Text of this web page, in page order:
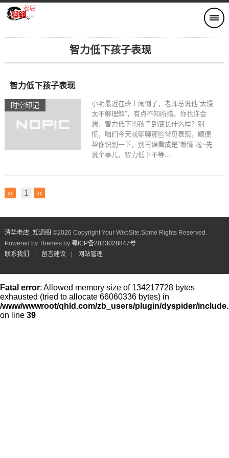
智力低下孩子表现
时空印记​
智力低下孩子表现
小明最近在班上闹倒了，老师总说他“太慢
太不够理解”，有点不知所措。你也许会
想，智力低下的孩子到底长什么样？别
慌，咱们今天就聊聊那些常见表现，顺便
帮你识别一下，别再误看成是“懒惰”啦~先
说个事儿，智力低下不等...
‹‹ 1 ››
清华老店_知源阁​ ©2026 Copyright Your WebSite.Some Rights Reserved.
Powered by Themes by 粤ICP备2023028847号
联系我们
留言建议 网站管理
Fatal error: Allowed memory size of 134217728 bytes
exhausted (tried to allocate 66060336 bytes) in
/www/wwwroot/qhld.com/zb_users/plugin/dyspider/
on line 39